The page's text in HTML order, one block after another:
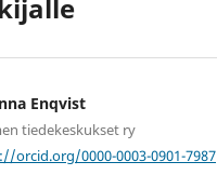
Enqvist
tiedekeskukset ry
orcid.org/0000-0003-0901-7987